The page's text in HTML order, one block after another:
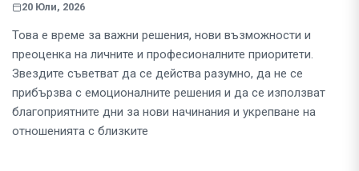
20 Юли, 2026
Това е време за важни решения, нови възможности и
преоценка на личните и професионалните приоритети.
Звездите съветват да се действа разумно, да не се
прибързва с емоционалните решения и да се използват
благоприятните дни за нови начинания и укрепване на
отношенията с близките